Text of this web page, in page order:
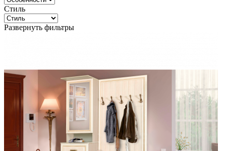
Стиль
Развернуть фильтры